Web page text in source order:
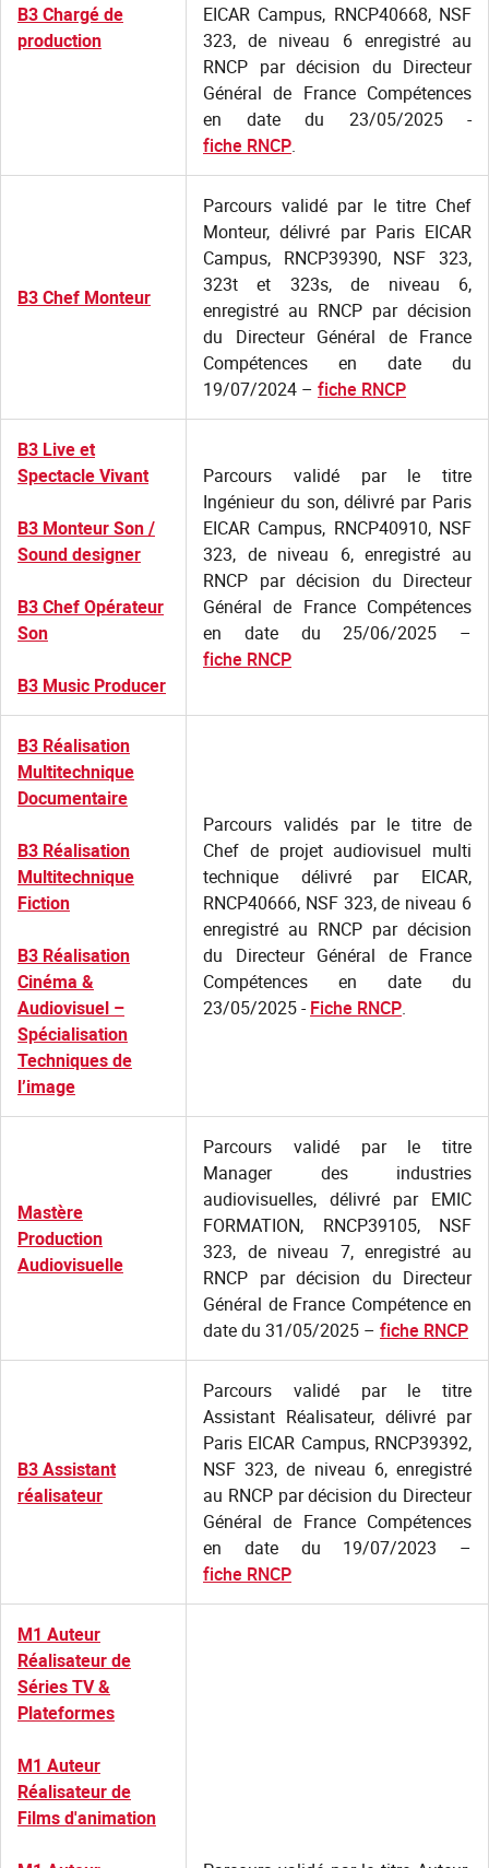
B3 Chargé de
production
EICAR Campus, RNCP40668, NSF
323, de niveau 6 enregistré au
RNCP par décision du Directeur
Général de France Compétences
en date du 23/05/2025 -
fiche RNCP.
B3 Chef Monteur
Parcours validé par le titre Chef
Monteur, délivré par Paris EICAR
Campus, RNCP39390, NSF 323,
323t et 323s, de niveau 6,
enregistré au RNCP par décision
du Directeur Général de France
Compétences en date du
19/07/2024 – fiche RNCP
B3 Live et
Spectacle Vivant
B3 Monteur Son /
Sound designer
B3 Chef Opérateur
Son
B3 Music Producer
Parcours validé par le titre
Ingénieur du son, délivré par Paris
EICAR Campus, RNCP40910, NSF
323, de niveau 6, enregistré au
RNCP par décision du Directeur
Général de France Compétences
en date du 25/06/2025 –
fiche RNCP
B3 Réalisation
Multitechnique
Documentaire
B3 Réalisation
Multitechnique
Fiction
B3 Réalisation
Cinéma &
Audiovisuel –
Spécialisation
Techniques de
l’image
Parcours validés par le titre de
Chef de projet audiovisuel multi
technique délivré par EICAR,
RNCP40666, NSF 323, de niveau 6
enregistré au RNCP par décision
du Directeur Général de France
Compétences en date du
23/05/2025 -Fiche RNCP.
Mastère
Production
Audiovisuelle
Parcours validé par le titre
Manager des industries
audiovisuelles, délivré par EMIC
FORMATION, RNCP39105, NSF
323, de niveau 7, enregistré au
RNCP par décision du Directeur
Général de France Compétence en
date du 31/05/2025 – fiche RNCP
B3 Assistant
réalisateur
Parcours validé par le titre
Assistant Réalisateur, délivré par
Paris EICAR Campus, RNCP39392,
NSF 323, de niveau 6, enregistré
au RNCP par décision du Directeur
Général de France Compétences
en date du 19/07/2023 –
fiche RNCP
M1 Auteur
Réalisateur de
Séries TV &
Plateformes
M1 Auteur
Réalisateur de
Films d'animation